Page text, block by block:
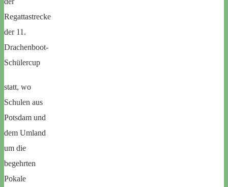
Regattastrecke
der 11.
Drachenboot-
Schülercup
statt, wo
Schulen aus
Potsdam und
dem Umland
um die
begehrten
Pokale